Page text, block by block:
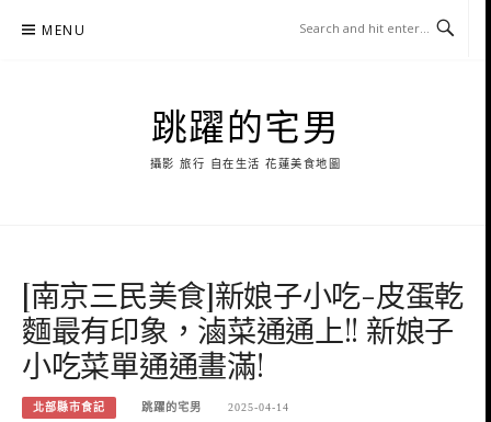
MENU
跳躍的宅男
攝影 旅行 自在生活 花蓮美食地圖
[南京三民美食]新娘子小吃-皮蛋乾
麵最有印象，滷菜通通上!! 新娘子
小吃菜單通通畫滿!
北部縣市食記 跳躍的宅男 2025-04-14